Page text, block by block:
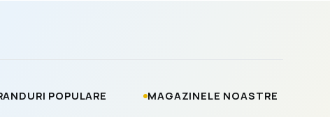
POPULARE MAGAZINELE NOASTRE